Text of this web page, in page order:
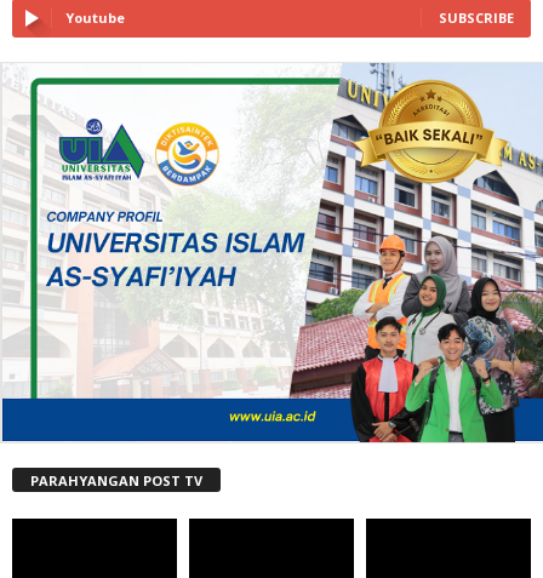
Youtube SUBSCRIBE
PARAHYANGAN POST TV